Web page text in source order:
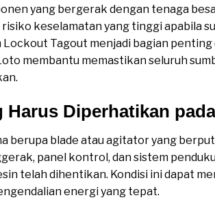
yang bergerak dengan tenaga
keselamatan yang tinggi apabila
Tagout menjadi bagian
membantu memastikan seluruh
Harus Diperhatikan
berupa blade atau agitator yang
panel kontrol, dan sistem
telah dihentikan. Kondisi ini dapat
energi yang tepat.